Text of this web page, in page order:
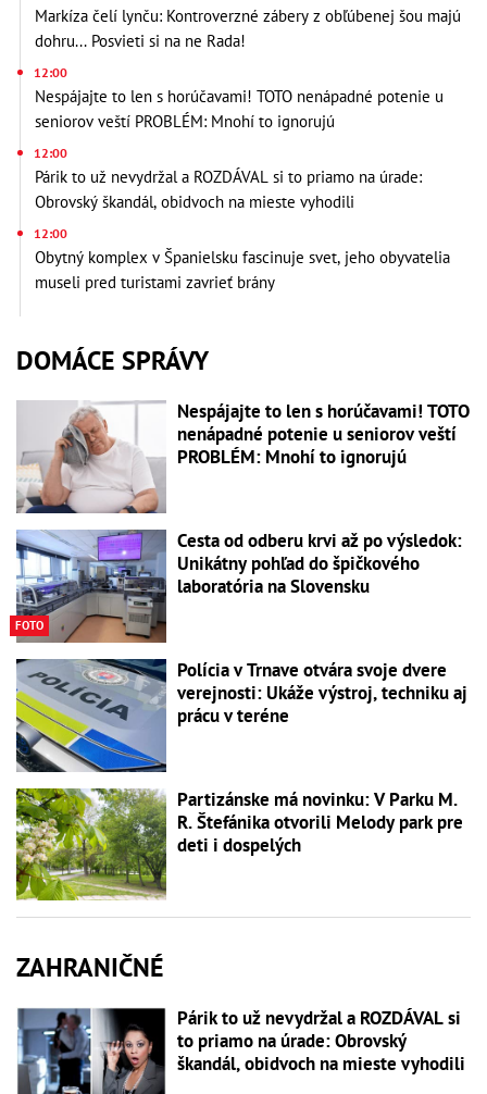
Markíza čelí lynču: Kontroverzné zábery z obľúbenej šou majú
dohru... Posvieti si na ne Rada!
12:00
Nespájajte to len s horúčavami! TOTO nenápadné potenie u
seniorov veští PROBLÉM: Mnohí to ignorujú
12:00
Párik to už nevydržal a ROZDÁVAL si to priamo na úrade:
Obrovský škandál, obidvoch na mieste vyhodili
12:00
Obytný komplex v Španielsku fascinuje svet, jeho obyvatelia
museli pred turistami zavrieť brány
DOMÁCE SPRÁVY
Nespájajte to len s horúčavami! TOTO
nenápadné potenie u seniorov veští
PROBLÉM: Mnohí to ignorujú
FOTO
Cesta od odberu krvi až po výsledok:
Unikátny pohľad do špičkového
laboratória na Slovensku
Polícia v Trnave otvára svoje dvere
verejnosti: Ukáže výstroj, techniku aj
prácu v teréne
Partizánske má novinku: V Parku M.
R. Štefánika otvorili Melody park pre
deti i dospelých
ZAHRANIČNÉ
Párik to už nevydržal a ROZDÁVAL si
to priamo na úrade: Obrovský
škandál, obidvoch na mieste vyhodili